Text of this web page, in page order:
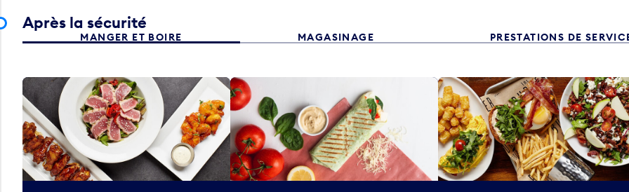
Après la sécurité
MANGER ET BOIRE MAGASINAGE PRESTATIONS DE